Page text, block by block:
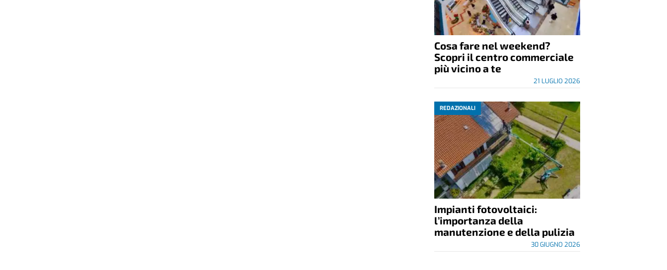
Cosa fare nel weekend?
Scopri il centro commerciale
più vicino a te
21 LUGLIO 2026
REDAZIONALI
Impianti fotovoltaici:
l’importanza della
manutenzione e della pulizia
30 GIUGNO 2026